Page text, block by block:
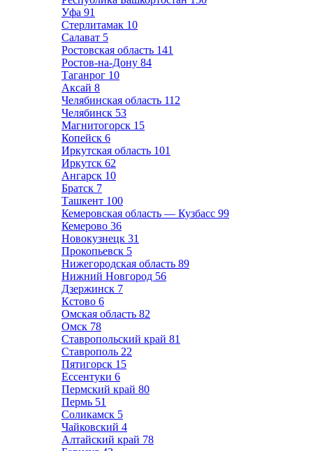
Уфа 91
Стерлитамак 10
Салават 5
Ростовская область 141
Ростов-на-Дону 84
Таганрог 10
Аксай 8
Челябинская область 112
Челябинск 53
Магнитогорск 15
Копейск 6
Иркутская область 101
Иркутск 62
Ангарск 10
Братск 7
Ташкент 100
Кемеровская область — Кузбасс 99
Кемерово 36
Новокузнецк 31
Прокопьевск 5
Нижегородская область 89
Нижний Новгород 56
Дзержинск 7
Кстово 6
Омская область 82
Омск 78
Ставропольский край 81
Ставрополь 22
Пятигорск 15
Ессентуки 6
Пермский край 80
Пермь 51
Соликамск 5
Чайковский 4
Алтайский край 78